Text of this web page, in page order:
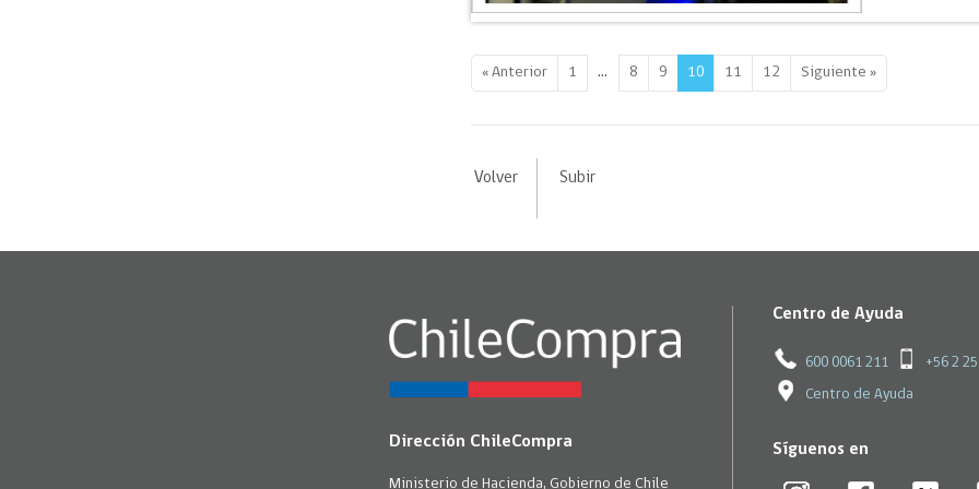
« Anterior 1 … 8 9 10 11 12 Siguiente »
Volver Subir
Dirección ChileCompra
Ministerio de Hacienda, Gobierno de Chile
Centro de Ayuda
600 0061 211 +56 2
Centro de Ayuda
Síguenos en